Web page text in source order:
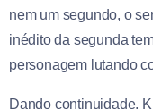
nem um segundo, o
inédito da segunda
personagem lutando
Dando continuidade,